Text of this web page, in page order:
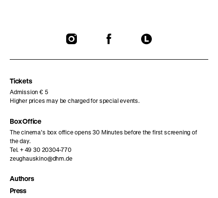
To
To
To
Tickets
Admission € 5
Higher prices may be charged for special events.
Box Office
The cinema’s box office opens 30 Minutes before the first screening of
the day.
Tel. + 49 30 20304-770
zeughauskino@dhm.de
Authors
Press